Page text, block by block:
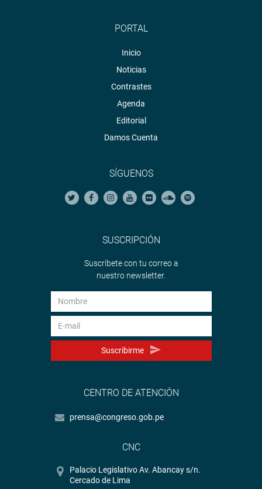
PORTAL
Inicio
Noticias
Contrastes
Agenda
Editorial
Damos Cuenta
SÍGUENOS
SUSCRIPCIÓN
Suscríbete con tu correo a
nuestro newsletter.
Suscribirme
CENTRO DE ATENCIÓN
prensa@congreso.gob.pe
CNC
Palacio Legislativo Av. Abancay s/n.
Cercado de Lima